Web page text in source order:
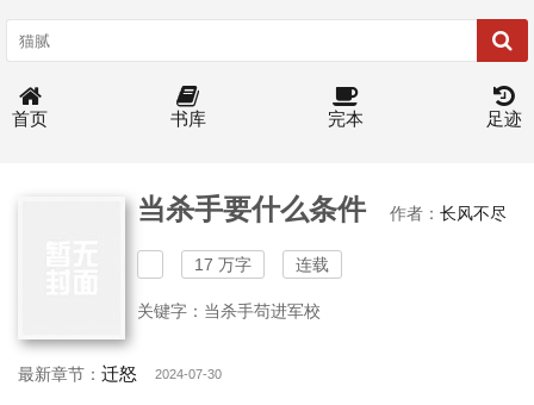
首页 书库 完本 足迹
当杀手要什么条件 作者： 长风不尽
17 万字 连载
关键字：当杀手苟进军校
最新章节： 迁怒 2024-07-30